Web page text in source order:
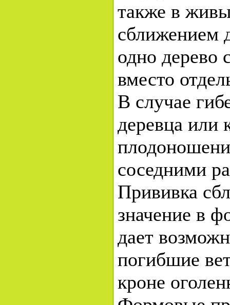
также в
сближением
одно дерево
вместо
В случае
деревца или
соседними
Прививка
значение в
дает
погибшие
кроне